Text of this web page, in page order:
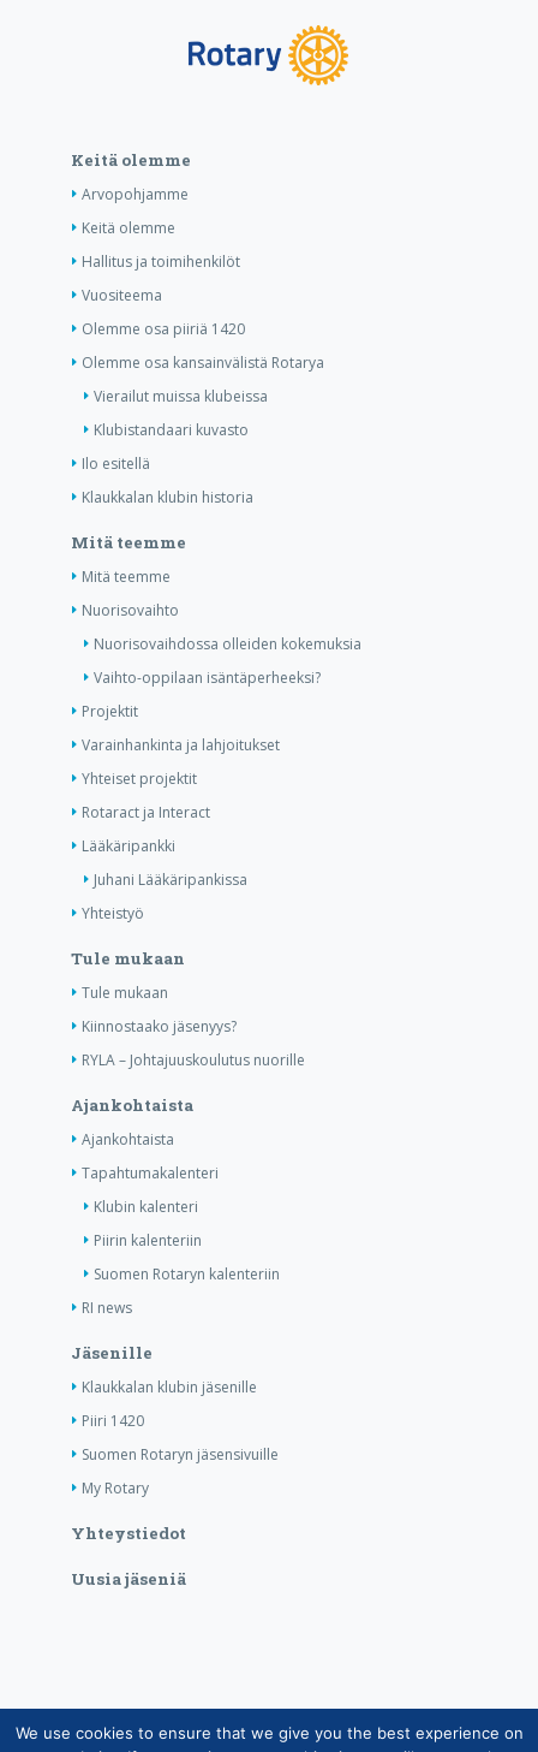
Keitä olemme
Arvopohjamme
Keitä olemme
Hallitus ja toimihenkilöt
Vuositeema
Olemme osa piiriä 1420
Olemme osa kansainvälistä Rotarya
Vierailut muissa klubeissa
Klubistandaari kuvasto
Ilo esitellä
Klaukkalan klubin historia
Mitä teemme
Mitä teemme
Nuorisovaihto
Nuorisovaihdossa olleiden kokemuksia
Vaihto-oppilaan isäntäperheeksi?
Projektit
Varainhankinta ja lahjoitukset
Yhteiset projektit
Rotaract ja Interact
Lääkäripankki
Juhani Lääkäripankissa
Yhteistyö
Tule mukaan
Tule mukaan
Kiinnostaako jäsenyys?
RYLA – Johtajuuskoulutus nuorille
Ajankohtaista
Ajankohtaista
Tapahtumakalenteri
Klubin kalenteri
Piirin kalenteriin
Suomen Rotaryn kalenteriin
RI news
Jäsenille
Klaukkalan klubin jäsenille
Piiri 1420
Suomen Rotaryn jäsensivuille
My Rotary
Yhteystiedot
Uusia jäseniä
Copyright © Suomen Rotarypalvelu ry 2026 |
We use cookies to ensure that we give you the best experience on